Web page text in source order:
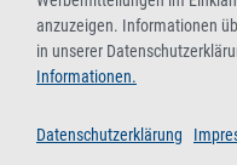
anzuzeigen. Informationen
in unserer
Informationen.
Datenschutzerklärung